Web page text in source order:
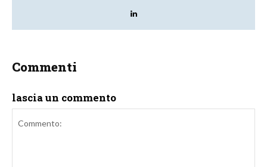
Commenti
lascia un commento